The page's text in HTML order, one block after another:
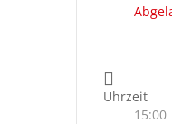
Uhrzeit
15:00